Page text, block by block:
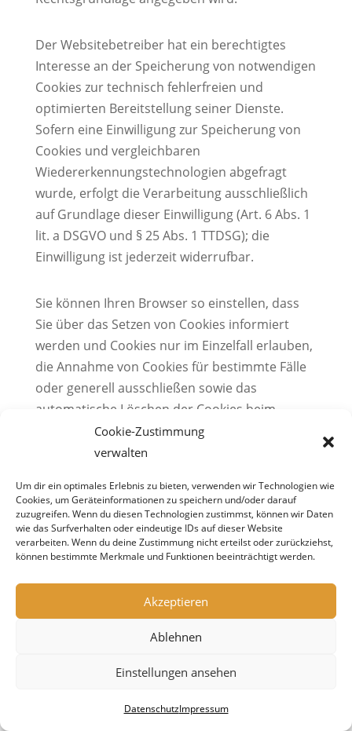
Cookie-Zustimmung
verwalten
Um dir ein optimales Erlebnis zu bieten, verwenden wir Technologien wie
Cookies, um Geräteinformationen zu speichern und/oder darauf
zuzugreifen. Wenn du diesen Technologien zustimmst, können wir Daten
wie das Surfverhalten oder eindeutige IDs auf dieser Website
verarbeiten. Wenn du deine Zustimmung nicht erteilst oder zurückziehst,
können bestimmte Merkmale und Funktionen beeinträchtigt werden.
Akzeptieren
Ablehnen
Einstellungen ansehen
DatenschutzImpressum
Der Websitebetreiber hat ein berechtigtes
Interesse an der Speicherung von notwendigen
Cookies zur technisch fehlerfreien und
optimierten Bereitstellung seiner Dienste.
Sofern eine Einwilligung zur Speicherung von
Cookies und vergleichbaren
Wiedererkennungstechnologien abgefragt
wurde, erfolgt die Verarbeitung ausschließlich
auf Grundlage dieser Einwilligung (Art. 6 Abs. 1
lit. a DSGVO und § 25 Abs. 1 TTDSG); die
Einwilligung ist jederzeit widerrufbar.
Sie können Ihren Browser so einstellen, dass
Sie über das Setzen von Cookies informiert
werden und Cookies nur im Einzelfall erlauben,
die Annahme von Cookies für bestimmte Fälle
oder generell ausschließen sowie das
automatische Löschen der Cookies beim
Schließen des Browsers aktivieren. Bei der
Deaktivierung von Cookies kann die
sein.
Welche Cookies und Dienste auf dieser Website
eingesetzt werden, können Sie dieser
Datenschutzerklärung entnehmen.
Cookie-Einwilligung mit Complianz
Unsere Website nutzt die Cookie-Consent-
Einwilligung zur Speicherung bestimmter